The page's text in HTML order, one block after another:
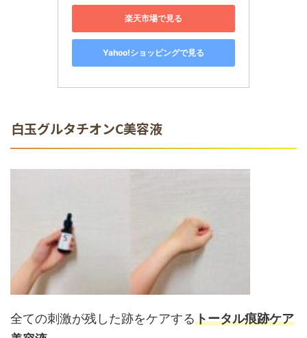
楽天市場で見る
Yahoo!ショッピングで見る
白玉グルタチオンC美容液
全ての刺激が残した跡をケアするトータル痕跡ケア